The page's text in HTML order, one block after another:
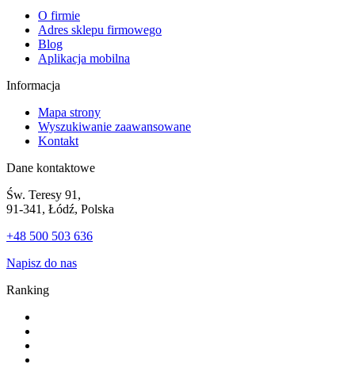
O firmie
Adres sklepu firmowego
Blog
Aplikacja mobilna
Informacja
Mapa strony
Wyszukiwanie zaawansowane
Kontakt
Dane kontaktowe
Św. Teresy 91,
91-341, Łódź, Polska
+48 500 503 636
Napisz do nas
Ranking